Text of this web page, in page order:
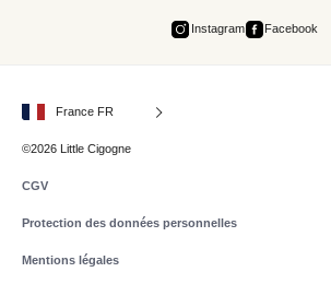
Instagram Facebook
France FR
©2026 Little Cigogne
CGV
Protection des données personnelles
Mentions légales